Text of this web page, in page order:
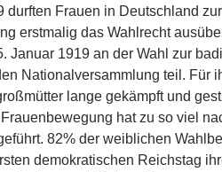
durften Frauen in Deutschland
erstmalig das Wahlrecht
Januar 1919 an der Wahl zur
Nationalversammlung teil. Für
lange gekämpft und
hat zu so viel
82% der weiblichen
demokratischen Reichstag